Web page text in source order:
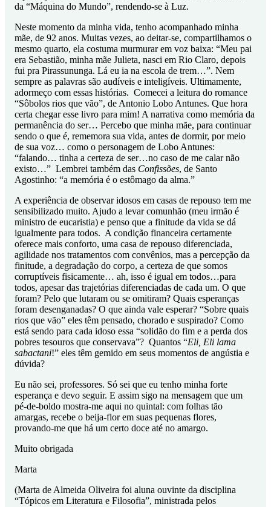
da “Máquina do Mundo”, rendendo-se à Luz.
Neste momento da minha vida, tenho acompanhado minha
mãe, de 92 anos. Muitas vezes, ao deitar-se, compartilhamos o
mesmo quarto, ela costuma murmurar em voz baixa: “Meu pai
era Sebastião, minha mãe Julieta, nasci em Rio Claro, depois
fui pra Pirassununga. Lá eu ia na escola de trem…”. Nem
sempre as palavras são audíveis e inteligíveis. Ultimamente,
adormeço com essas histórias. Comecei a leitura do romance
“Sôbolos rios que vão”, de Antonio Lobo Antunes. Que hora
certa chegar esse livro para mim! A narrativa como memória da
permanência do ser… Percebo que minha mãe, para continuar
sendo o que é, rememora sua vida, antes de dormir, por meio
de sua voz… como o personagem de Lobo Antunes:
“falando… tinha a certeza de ser…no caso de me calar não
existo…” Lembrei também das Confissões, de Santo
Agostinho: “a memória é o estômago da alma.”
A experiência de observar idosos em casas de repouso tem me
sensibilizado muito. Ajudo a levar comunhão (meu irmão é
ministro de eucaristia) e penso que a finitude da vida se dá
igualmente para todos. A condição financeira certamente
oferece mais conforto, uma casa de repouso diferenciada,
agilidade nos tratamentos com convênios, mas a percepção da
finitude, a degradação do corpo, a certeza de que somos
corruptíveis fisicamente… ah, isso é igual em todos…para
todos, apesar das trajetórias diferenciadas de cada um. O que
foram? Pelo que lutaram ou se omitiram? Quais esperanças
foram desenganadas? O que ainda vale esperar? “Sobre quais
rios que vão” eles têm pensado, chorado e suspirado? Como
está sendo para cada idoso essa “solidão do fim e a perda dos
pobres tesouros que conservava”? Quantos “Eli, Eli lama
sabactani!” eles têm gemido em seus momentos de angústia e
dúvida?
Eu não sei, professores. Só sei que eu tenho minha forte
esperança e devo seguir. E assim sigo na mensagem que um
pé-de-boldo mostra-me aqui no quintal: com folhas tão
amargas, recebe o beija-flor em suas pequenas flores,
provando-me que há um certo doce até no amargo.
Muito obrigada
Marta
(Marta de Almeida Oliveira foi aluna ouvinte da disciplina
“Tópicos em Literatura e Filosofia”, ministrada pelos